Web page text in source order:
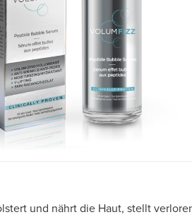
und nährt die Haut, stellt